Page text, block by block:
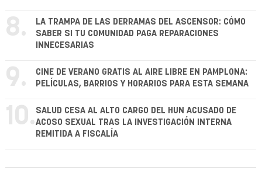
8.
LA TRAMPA DE LAS DERRAMAS DEL ASCENSOR: CÓMO
SABER SI TU COMUNIDAD PAGA REPARACIONES
INNECESARIAS
9.
CINE DE VERANO GRATIS AL AIRE LIBRE EN PAMPLONA:
PELÍCULAS, BARRIOS Y HORARIOS PARA ESTA SEMANA
10. SALUD CESA AL ALTO CARGO DEL HUN ACUSADO DE
ACOSO SEXUAL TRAS LA INVESTIGACIÓN INTERNA
REMITIDA A FISCALÍA